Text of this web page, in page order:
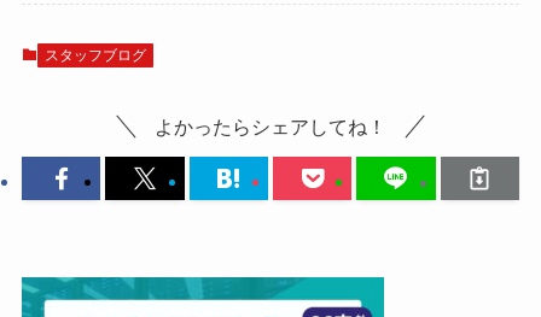
スタッフブログ
よかったらシェアしてね！